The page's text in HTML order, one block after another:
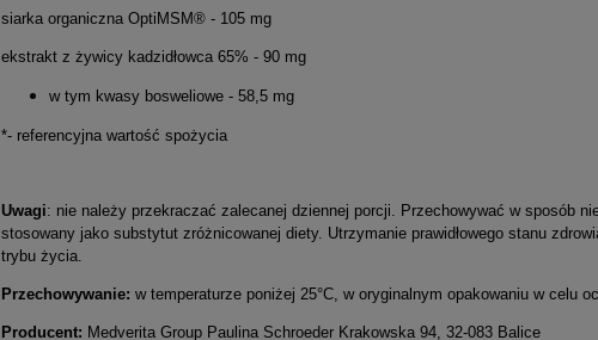
siarka organiczna OptiMSM® - 105 mg
ekstrakt z żywicy kadzidłowca 65% - 90 mg
w tym kwasy bosweliowe - 58,5 mg
*- referencyjna wartość spożycia
Uwagi: nie należy przekraczać zalecanej dziennej porcji. Przechowywać w sposób
stosowany jako substytut zróżnicowanej diety. Utrzymanie prawidłowego stanu
trybu życia.
Przechowywanie: w temperaturze poniżej 25°C, w oryginalnym opakowaniu w celu
Producent: Medverita Group Paulina Schroeder Krakowska 94, 32-083 Balice